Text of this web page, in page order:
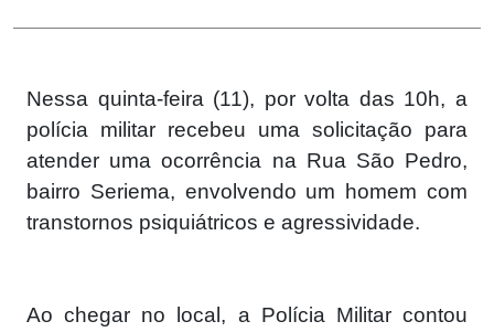
Nessa quinta-feira (11), por volta das 10h, a
polícia militar recebeu uma solicitação para
atender uma ocorrência na Rua São Pedro,
bairro Seriema, envolvendo um homem com
transtornos psiquiátricos e agressividade.
Ao chegar no local, a Polícia Militar contou